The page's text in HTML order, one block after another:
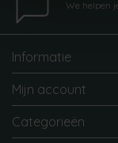
We helpen
Informatie
Mijn account
Categorieën